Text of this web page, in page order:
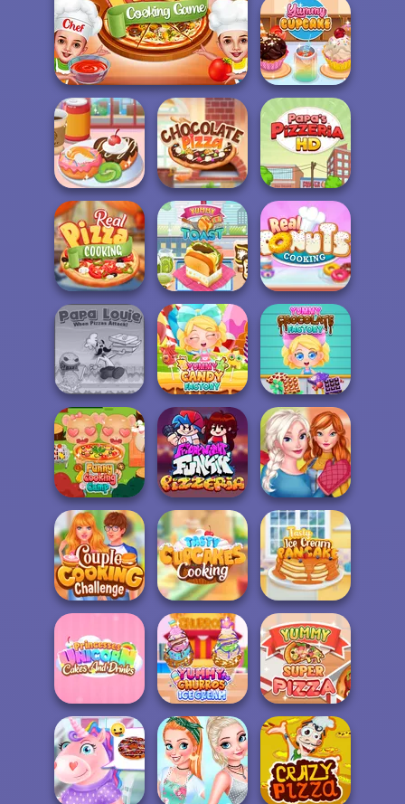
V And N Pizza Cooking
Game
Hamburger
Cooking Mania
Yummy Cupcake
Yummy Donut
Factory
Chocolate Pizza Papa's Pizzeria
Real Pizza
Cooking
Yummy Toast
Real Donuts
Cooking
Papa Louie:
When Pizzas
Attack
Yummy Candy
Factory
Yummy
Chocolate
Factory
Funny Cooking
Camp
FNF Pizzeria
Sisters
Thanksgiving
Dinner
Couple Cooking
Challenge
Tasty Cupcakes
Cooking
Tasty Ice Cream
Pancake
Princesses
Unicorn Cakes
And D...
Yummy Churros
Ice Cream
Yummy Super
Pizza